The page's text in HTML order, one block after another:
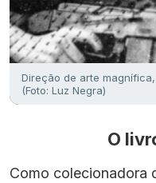
Direção de arte
(Foto: Luz Negra)
O
Como colecionadora